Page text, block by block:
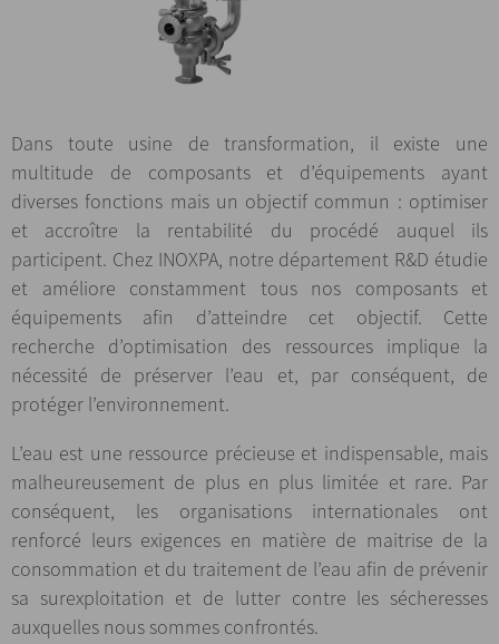
Dans toute usine de transformation, il existe une
multitude de composants et d’équipements ayant
diverses fonctions mais un objectif commun : optimiser
et accroître la rentabilité du procédé auquel ils
participent. Chez INOXPA, notre département R&D étudie
et améliore constamment tous nos composants et
équipements afin d’atteindre cet objectif. Cette
recherche d’optimisation des ressources implique la
nécessité de préserver l’eau et, par conséquent, de
protéger l’environnement.
L’eau est une ressource précieuse et indispensable, mais
malheureusement de plus en plus limitée et rare. Par
conséquent, les organisations internationales ont
renforcé leurs exigences en matière de maitrise de la
consommation et du traitement de l’eau afin de prévenir
sa surexploitation et de lutter contre les sécheresses
auxquelles nous sommes confrontés.